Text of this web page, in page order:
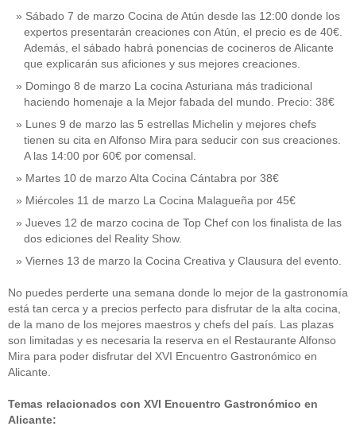
Sábado 7 de marzo Cocina de Atún desde las 12:00 donde los
expertos presentarán creaciones con Atún, el precio es de 40€.
Además, el sábado habrá ponencias de cocineros de Alicante
que explicarán sus aficiones y sus mejores creaciones.
Domingo 8 de marzo La cocina Asturiana más tradicional
haciendo homenaje a la Mejor fabada del mundo. Precio: 38€
Lunes 9 de marzo las 5 estrellas Michelin y mejores chefs
tienen su cita en Alfonso Mira para seducir con sus creaciones.
A las 14:00 por 60€ por comensal.
Martes 10 de marzo Alta Cocina Cántabra por 38€
Miércoles 11 de marzo La Cocina Malagueña por 45€
Jueves 12 de marzo cocina de Top Chef con los finalista de las
dos ediciones del Reality Show.
Viernes 13 de marzo la Cocina Creativa y Clausura del evento.
No puedes perderte una semana donde lo mejor de la gastronomía
está tan cerca y a precios perfecto para disfrutar de la alta cocina,
de la mano de los mejores maestros y chefs del país. Las plazas
son limitadas y es necesaria la reserva en el Restaurante Alfonso
Mira para poder disfrutar del XVI Encuentro Gastronómico en
Alicante.
Temas relacionados con XVI Encuentro Gastronómico en
Alicante: